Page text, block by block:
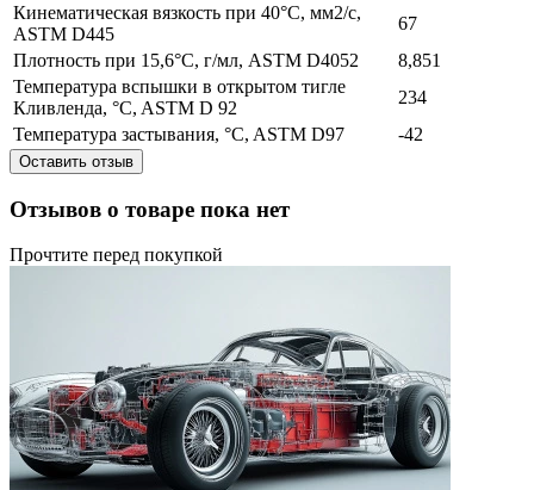
Кинематическая вязкость при 40°C, мм2/с,
ASTM D445
67
Плотность при 15,6°C, г/мл, ASTM D4052
8,851
Температура вспышки в открытом тигле
Кливленда, °C, ASTM D 92
234
Температура застывания, °C, ASTM D97
-42
Оставить отзыв
Отзывов о товаре пока нет
Прочтите перед покупкой